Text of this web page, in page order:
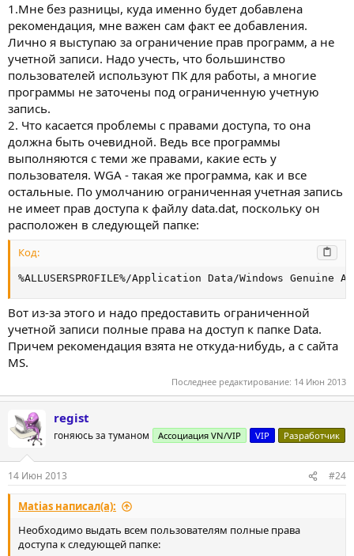
1.Мне без разницы, куда именно будет добавлена
рекомендация, мне важен сам факт ее добавления.
Лично я выступаю за ограничение прав программ, а не
учетной записи. Надо учесть, что большинство
пользователей используют ПК для работы, а многие
программы не заточены под ограниченную учетную
запись.
2. Что касается проблемы с правами доступа, то она
должна быть очевидной. Ведь все программы
выполняются с теми же правами, какие есть у
пользователя. WGA - такая же программа, как и все
остальные. По умолчанию ограниченная учетная запись
не имеет прав доступа к файлу data.dat, поскольку он
расположен в следующей папке:
Код:
%ALLUSERSPROFILE%/Application Data/Windows Genuine
Вот из-за этого и надо предоставить ограниченной
учетной записи полные права на доступ к папке Data.
Причем рекомендация взята не откуда-нибудь, а с сайта
MS.
Последнее редактирование: 14 Июн 2013
regist
гоняюсь за туманом Ассоциация VN/VIP VIP Разработчик
14 Июн 2013 #24
Matias написал(а):
Необходимо выдать всем пользователям полные права
доступа к следующей папке: